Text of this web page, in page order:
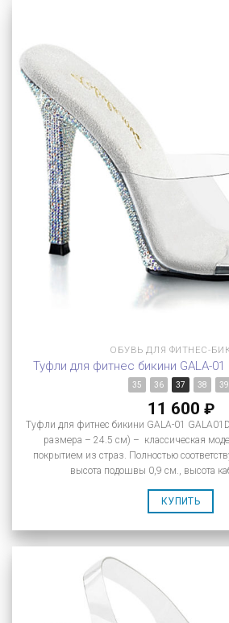
ОБУВЬ ДЛЯ ФИТНЕС-
Туфли для фитнес бикини GALA-01
35 36 37 38 39
11 600 ₽
Туфли для фитнес бикини GALA-01
размера – 24.5 см) – классическая
покрытием из страз. Полностью
высота подошвы 0,9 см., высота
КУПИТЬ